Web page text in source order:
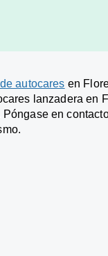
autocares en
lanzadera en
Póngase en